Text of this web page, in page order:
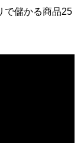
で儲かる商品25